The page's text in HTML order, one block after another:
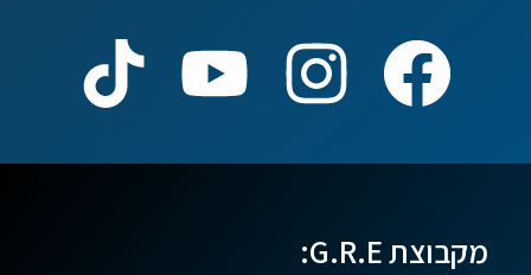
מקבוצת G.R.E: